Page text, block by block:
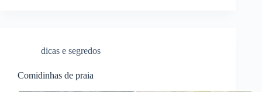
dicas e segredos
Comidinhas de praia